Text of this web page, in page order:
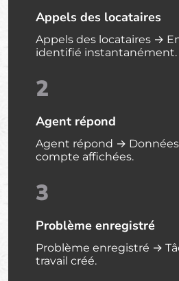
Appels des locataires
Appels des locataires →
identifié instantanément.
2
Agent répond
Agent répond →
compte affichées.
3
Problème enregistré
Problème enregistré →
travail créé.